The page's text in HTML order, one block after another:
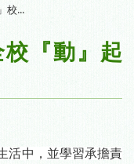
校...
校『動』起
活中，並學習承擔責